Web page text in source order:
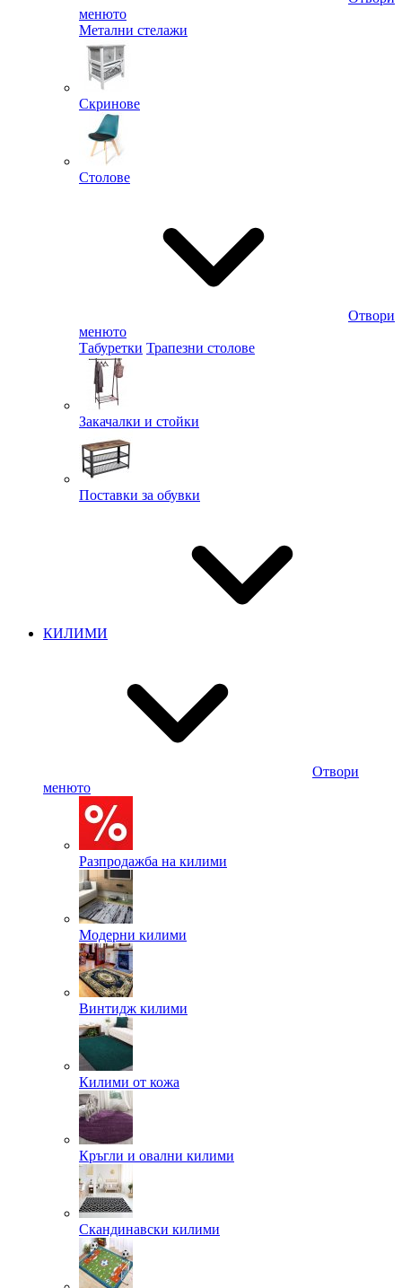
менюто
Метални стелажи
Скринове
Столове
Отвори
менюто
Табуретки Трапезни столове
Закачалки и стойки
Поставки за обувки
КИЛИМИ
Отвори
менюто
Разпродажба на килими
Модерни килими
Винтидж килими
Килими от кожа
Кръгли и овални килими
Скандинавски килими